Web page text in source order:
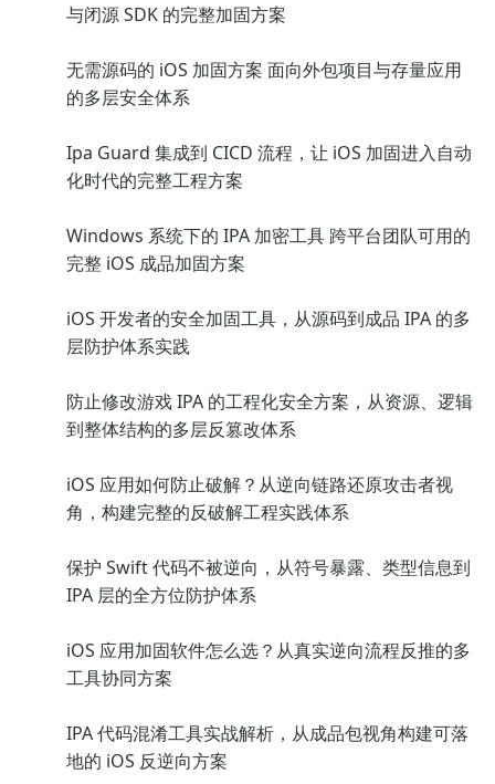
与闭源 SDK 的完整加固方案
无需源码的 iOS 加固方案 面向外包项目与存量应用
的多层安全体系
Ipa Guard 集成到 CICD 流程，让 iOS 加固进入自动
化时代的完整工程方案
Windows 系统下的 IPA 加密工具 跨平台团队可用的
完整 iOS 成品加固方案
iOS 开发者的安全加固工具，从源码到成品 IPA 的多
层防护体系实践
防止修改游戏 IPA 的工程化安全方案，从资源、逻辑
到整体结构的多层反篡改体系
iOS 应用如何防止破解？从逆向链路还原攻击者视
角，构建完整的反破解工程实践体系
保护 Swift 代码不被逆向，从符号暴露、类型信息到
IPA 层的全方位防护体系
iOS 应用加固软件怎么选？从真实逆向流程反推的多
工具协同方案
IPA 代码混淆工具实战解析，从成品包视角构建可落
地的 iOS 反逆向方案